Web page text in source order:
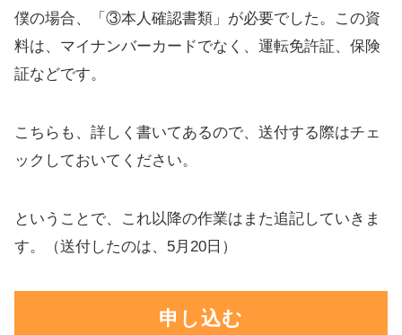
僕の場合、「③本人確認書類」が必要でした。この資
料は、マイナンバーカードでなく、運転免許証、保険
証などです。
こちらも、詳しく書いてあるので、送付する際はチェ
ックしておいてください。
ということで、これ以降の作業はまた追記していきま
す。（送付したのは、5月20日）
申し込む